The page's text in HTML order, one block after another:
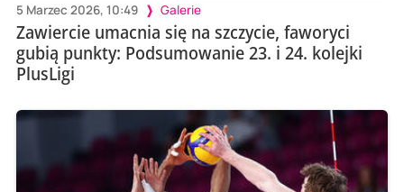
5 Marzec 2026, 10:49 Galerie
Zawiercie umacnia się na szczycie, faworyci
gubią punkty: Podsumowanie 23. i 24. kolejki
PlusLigi